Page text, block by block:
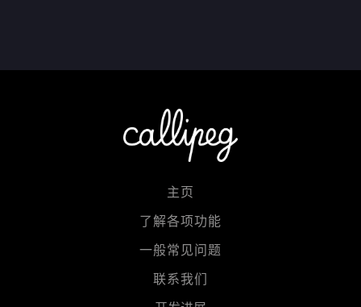
主页
了解各项功能
一般常见问题
联系我们